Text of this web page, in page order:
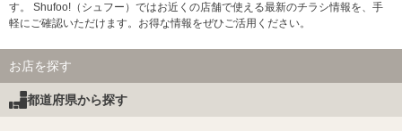
す。 Shufoo!（シュフー）ではお近くの店舗で使える最新のチラシ情報を、手
軽にご確認いただけます。お得な情報をぜひご活用ください。
お店を探す
都道府県から探す